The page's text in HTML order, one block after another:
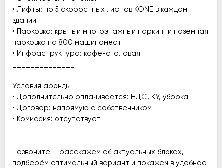
• Лифты: по 5 скоростных лифтов KONE в каждом
здании
• Парковка: крытый многоэтажный паркинг и наземная
парковка на 800 машиномест
• Инфраструктура: кафе-столовая
Условия аренды
• Дополнительно оплачивается: НДС, КУ, уборка
• Договор: напрямую с собственником
• Комиссия: отсутствует
Позвоните — расскажем об актуальных блоках,
подберём оптимальный вариант и покажем в удобное